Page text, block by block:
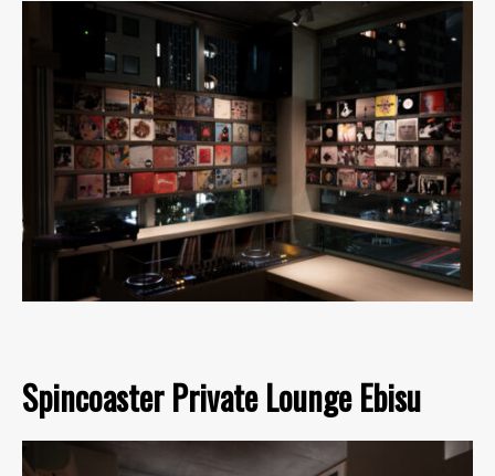
Spincoaster Private Lounge Ebisu